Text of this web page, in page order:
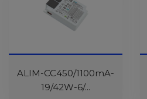
Réapprovisionnement
ALIM-CC450/1100mA-
19/42W-6/...